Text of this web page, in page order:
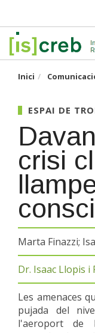
contingut
SK
Inici
ESPAI DE
crisi
Marta Finazzi;
Dr. Isaac Llopis i
Les amenaces
pujada del
l'aeroport de